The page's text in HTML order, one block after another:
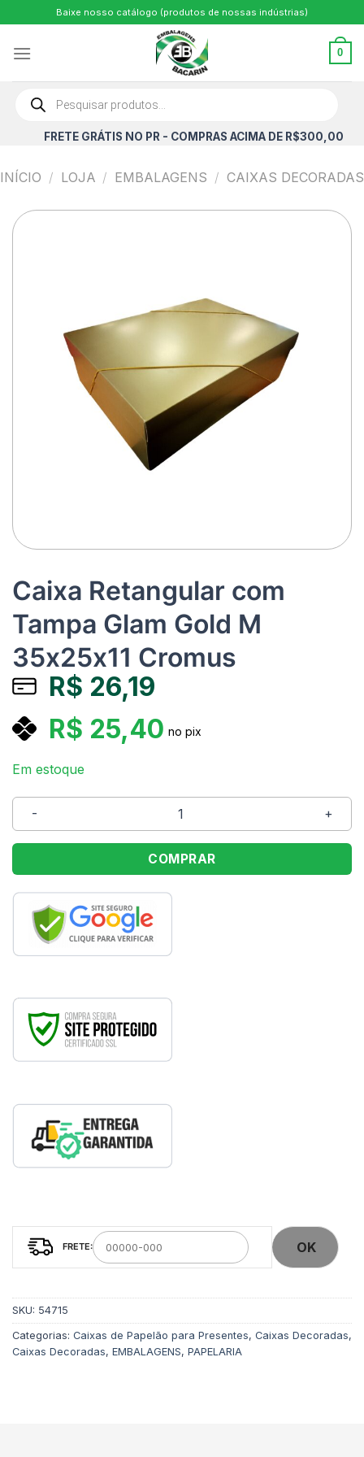
to
content
Baixe nosso catálogo (produtos de nossas indústrias)
0
produtos
FRETE GRÁTIS NO PR - COMPRAS ACIMA DE R$300,00
INÍCIO / LOJA / EMBALAGENS / CAIXAS DECORADAS
Caixa Retangular com
Tampa Glam Gold M
35x25x11 Cromus
R$ 26,19
R$ 25,40 no pix
Em estoque
Caixa Retangular com Tampa Glam Gold M 35x25x11
COMPRAR
OK
SKU: 54715
Categorias: Caixas de Papelão para Presentes, Caixas Decoradas,
Caixas Decoradas, EMBALAGENS, PAPELARIA